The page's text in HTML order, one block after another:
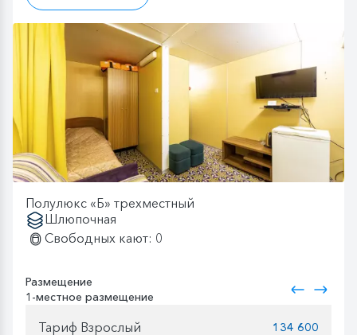
Полулюкс «Б» трехместный
Шлюпочная
Свободных кают: 0
Размещение
1-местное размещение
Тариф Взрослый 134 600